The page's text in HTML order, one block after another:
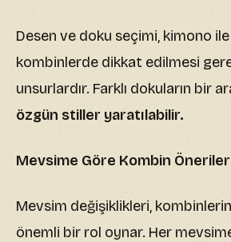
Desen ve doku seçimi, kimono ile
kombinlerde dikkat edilmesi
unsurlardır. Farklı dokuların bir
özgün stiller yaratılabilir.
Mevsime Göre Kombin
Mevsim değişiklikleri,
önemli bir rol oynar. Her